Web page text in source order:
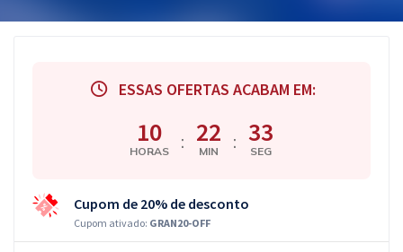
ESSAS OFERTAS ACABAM EM:
10
HORAS : 22
MIN : 32
SEG
Cupom de 20% de desconto
Cupom ativado: GRAN20-OFF